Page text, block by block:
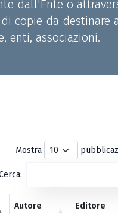
dall'Ente o
copie da destinare
enti, associazioni.
Mostra
Autore Editore